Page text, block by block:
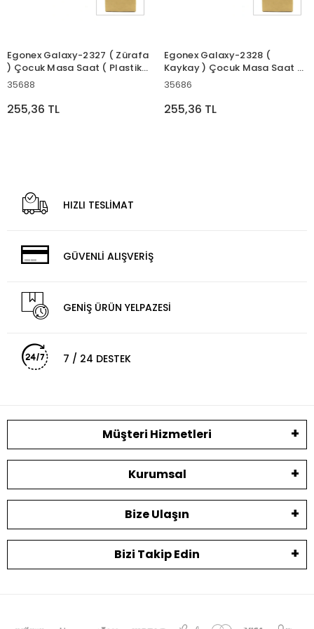
Egonex Galaxy-2327 ( Zürafa
) Çocuk Masa Saat ( Plastik
Kasa Renkli )*24x2
35688
255,36 TL
Egonex Galaxy-2328 (
Kaykay ) Çocuk Masa Saat (
Plastik Kasa Renkli )*24x2
35686
255,36 TL
HIZLI TESLİMAT
GÜVENLİ ALIŞVERİŞ
GENİŞ ÜRÜN YELPAZESİ
7 / 24 DESTEK
Müşteri Hizmetleri
Kurumsal
Bize Ulaşın
Bizi Takip Edin